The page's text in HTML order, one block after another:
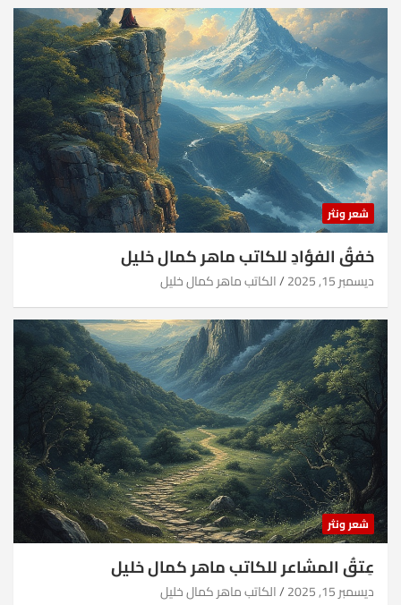
شعر ونثر
خفقُ الفؤادِ للكاتب ماهر كمال خليل
ديسمبر 15, 2025 الكاتب ماهر كمال خليل
شعر ونثر
عِتقُ المشاعر للكاتب ماهر كمال خليل
ديسمبر 15, 2025 الكاتب ماهر كمال خليل